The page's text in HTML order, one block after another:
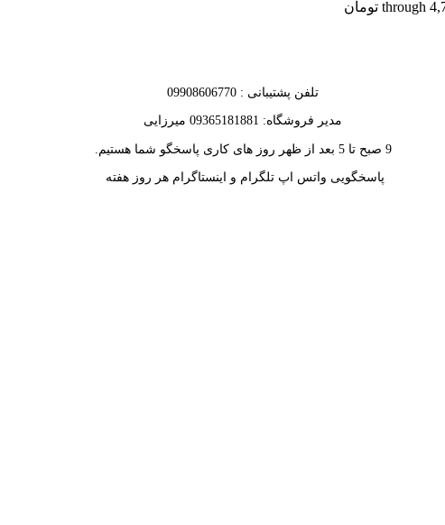
تلفن پشتیبانی : 09908606770
مدیر فروشگاه: 09365181881 میرزایی
9 صبح تا 5 بعد از ظهر روز های کاری پاسخگو شما هستیم.
پاسخگویی واتس اپ تلگرام و اینستاگرام هر روز هفته